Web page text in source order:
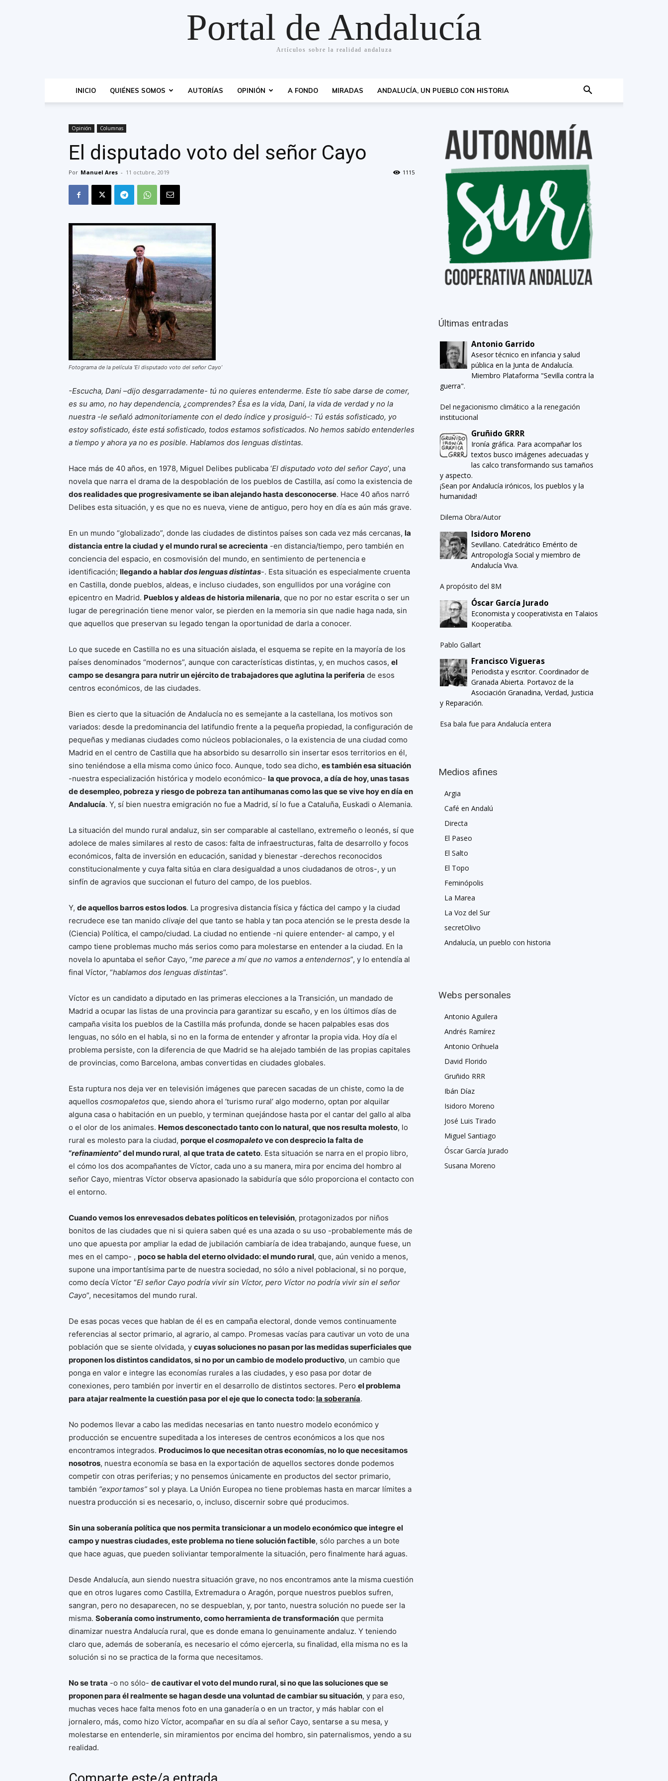
Portal de Andalucía
Artículos sobre la realidad andaluza
INICIO QUIÉNES SOMOS AUTORÍAS OPINIÓN A FONDO MIRADAS ANDALUCÍA, UN PUEBLO CON HISTORIA
Opinión Columnas
El disputado voto del señor Cayo
Por Manuel Ares - 11 octubre, 2019 1115
Fotograma de la película ‘El disputado voto del señor Cayo’
-Escucha, Dani –dijo desgarradamente- tú no quieres entenderme. Este tío sabe darse de comer,
es su amo, no hay dependencia, ¿comprendes? Ésa es la vida, Dani, la vida de verdad y no la
nuestra -le señaló admonitoriamente con el dedo índice y prosiguió-: Tú estás sofisticado, yo
estoy sofisticado, éste está sofisticado, todos estamos sofisticados. No hemos sabido entenderles
a tiempo y ahora ya no es posible. Hablamos dos lenguas distintas.
Hace más de 40 años, en 1978, Miguel Delibes publicaba ‘El disputado voto del señor Cayo’, una
novela que narra el drama de la despoblación de los pueblos de Castilla, así como la existencia de
dos realidades que progresivamente se iban alejando hasta desconocerse. Hace 40 años narró
Delibes esta situación, y es que no es nueva, viene de antiguo, pero hoy en día es aún más grave.
En un mundo “globalizado”, donde las ciudades de distintos países son cada vez más cercanas, la
distancia entre la ciudad y el mundo rural se acrecienta -en distancia/tiempo, pero también en
conciencia del espacio, en cosmovisión del mundo, en sentimiento de pertenencia e
identificación; llegando a hablardos lenguas distintas-. Esta situación es especialmente cruenta
en Castilla, donde pueblos, aldeas, e incluso ciudades, son engullidos por una vorágine con
epicentro en Madrid. Pueblos y aldeas de historia milenaria, que no por no estar escrita o ser un
lugar de peregrinación tiene menor valor, se pierden en la memoria sin que nadie haga nada, sin
que aquellos que preservan su legado tengan la oportunidad de darla a conocer.
Lo que sucede en Castilla no es una situación aislada, el esquema se repite en la mayoría de los
países denominados “modernos”, aunque con características distintas, y, en muchos casos, el
campo se desangra para nutrir un ejército de trabajadores que aglutina la periferia de esos
centros económicos, de las ciudades.
Bien es cierto que la situación de Andalucía no es semejante a la castellana, los motivos son
variados: desde la predominancia del latifundio frente a la pequeña propiedad, la configuración de
pequeñas y medianas ciudades como núcleos poblacionales, o la existencia de una ciudad como
Madrid en el centro de Castilla que ha absorbido su desarrollo sin insertar esos territorios en él,
sino teniéndose a ella misma como único foco. Aunque, todo sea dicho, es también esa situación
-nuestra especialización histórica y modelo económico- la que provoca, a día de hoy, unas tasas
de desempleo, pobreza y riesgo de pobreza tan antihumanas como las que se vive hoy en día en
Andalucía. Y, sí bien nuestra emigración no fue a Madrid, sí lo fue a Cataluña, Euskadi o Alemania.
La situación del mundo rural andaluz, sin ser comparable al castellano, extremeño o leonés, sí que
adolece de males similares al resto de casos: falta de infraestructuras, falta de desarrollo y focos
económicos, falta de inversión en educación, sanidad y bienestar -derechos reconocidos
constitucionalmente y cuya falta sitúa en clara desigualdad a unos ciudadanos de otros-, y un
sinfín de agravios que succionan el futuro del campo, de los pueblos.
Y, de aquellos barros estos lodos. La progresiva distancia física y fáctica del campo y la ciudad
recrudece ese tan manido clivaje del que tanto se habla y tan poca atención se le presta desde la
(Ciencia) Política, el campo/ciudad. La ciudad no entiende -ni quiere entender- al campo, y el
campo tiene problemas mucho más serios como para molestarse en entender a la ciudad. En la
novela lo apuntaba el señor Cayo, “me parece a mí que no vamos a entendernos”, y lo entendía al
final Víctor, “hablamos dos lenguas distintas”.
Víctor es un candidato a diputado en las primeras elecciones a la Transición, un mandado de
Madrid a ocupar las listas de una provincia para garantizar su escaño, y en los últimos días de
campaña visita los pueblos de la Castilla más profunda, donde se hacen palpables esas dos
lenguas, no sólo en el habla, si no en la forma de entender y afrontar la propia vida. Hoy día el
problema persiste, con la diferencia de que Madrid se ha alejado también de las propias capitales
de provincias, como Barcelona, ambas convertidas en ciudades globales.
Esta ruptura nos deja ver en televisión imágenes que parecen sacadas de un chiste, como la de
aquellos cosmopaletos que, siendo ahora el ‘turismo rural’ algo moderno, optan por alquilar
alguna casa o habitación en un pueblo, y terminan quejándose hasta por el cantar del gallo al alba
o el olor de los animales. Hemos desconectado tanto con lo natural, que nos resulta molesto, lo
rural es molesto para la ciudad, porque elcosmopaletove con desprecio la falta de
“refinamiento” del mundo rural, al que trata de cateto. Esta situación se narra en el propio libro,
el cómo los dos acompañantes de Víctor, cada uno a su manera, mira por encima del hombro al
señor Cayo, mientras Víctor observa apasionado la sabiduría que sólo proporciona el contacto con
el entorno.
Cuando vemos los enrevesados debates políticos en televisión, protagonizados por niños
bonitos de las ciudades que ni si quiera saben qué es una azada o su uso -probablemente más de
uno que apuesta por ampliar la edad de jubilación cambiaría de idea trabajando, aunque fuese, un
mes en el campo- , poco se habla del eterno olvidado: el mundo rural, que, aún venido a menos,
supone una importantísima parte de nuestra sociedad, no sólo a nivel poblacional, si no porque,
como decía Víctor “El señor Cayo podría vivir sin Víctor, pero Víctor no podría vivir sin el señor
Cayo”, necesitamos del mundo rural.
De esas pocas veces que hablan de él es en campaña electoral, donde vemos continuamente
referencias al sector primario, al agrario, al campo. Promesas vacías para cautivar un voto de una
población que se siente olvidada, y cuyas soluciones no pasan por las medidas superficiales que
proponen los distintos candidatos, si no por un cambio de modelo productivo, un cambio que
ponga en valor e integre las economías rurales a las ciudades, y eso pasa por dotar de
conexiones, pero también por invertir en el desarrollo de distintos sectores. Pero el problema
para atajar realmente la cuestión pasa por el eje que lo conecta todo:la soberanía.
No podemos llevar a cabo las medidas necesarias en tanto nuestro modelo económico y
producción se encuentre supeditada a los intereses de centros económicos a los que nos
encontramos integrados. Producimos lo que necesitan otras economías, no lo que necesitamos
nosotros, nuestra economía se basa en la exportación de aquellos sectores donde podemos
competir con otras periferias; y no pensemos únicamente en productos del sector primario,
también “exportamos” sol y playa. La Unión Europea no tiene problemas hasta en marcar límites a
nuestra producción si es necesario, o, incluso, discernir sobre qué producimos.
Sin una soberanía política que nos permita transicionar a un modelo económico que integre el
campo y nuestras ciudades, este problema no tiene solución factible, sólo parches a un bote
que hace aguas, que pueden soliviantar temporalmente la situación, pero finalmente hará aguas.
Desde Andalucía, aun siendo nuestra situación grave, no nos encontramos ante la misma cuestión
que en otros lugares como Castilla, Extremadura o Aragón, porque nuestros pueblos sufren,
sangran, pero no desaparecen, no se despueblan, y, por tanto, nuestra solución no puede ser la
misma. Soberanía como instrumento, como herramienta de transformación que permita
dinamizar nuestra Andalucía rural, que es donde emana lo genuinamente andaluz. Y teniendo
claro que, además de soberanía, es necesario el cómo ejercerla, su finalidad, ella misma no es la
solución si no se practica de la forma que necesitamos.
No se trata -o no sólo- de cautivar el voto del mundo rural, si no que las soluciones que se
proponen para él realmente se hagan desde una voluntad de cambiar su situación, y para eso,
muchas veces hace falta menos foto en una ganadería o en un tractor, y más hablar con el
jornalero, más, como hizo Víctor, acompañar en su día al señor Cayo, sentarse a su mesa, y
molestarse en entenderle, sin miramientos por encima del hombro, sin paternalismos, yendo a su
realidad.
Últimas entradas
Antonio Garrido
Asesor técnico en infancia y salud
pública en la Junta de Andalucía.
Miembro Plataforma "Sevilla contra la
guerra".
Del negacionismo climático a la renegación
institucional
Gruñido GRRR
Ironía gráfica. Para acompañar los
textos busco imágenes adecuadas y
las calco transformando sus tamaños
y aspecto.
¡Sean por Andalucía irónicos, los pueblos y la
humanidad!
Dilema Obra/Autor
Isidoro Moreno
Sevillano. Catedrático Emérito de
Antropología Social y miembro de
Andalucía Viva.
A propósito del 8M
Óscar García Jurado
Economista y cooperativista en Talaios
Kooperatiba.
Pablo Gallart
Francisco Vigueras
Periodista y escritor. Coordinador de
Granada Abierta. Portavoz de la
Asociación Granadina, Verdad, Justicia
y Reparación.
Esa bala fue para Andalucía entera
Medios afines
Argia
Café en Andalú
Directa
El Paseo
El Salto
El Topo
Feminópolis
La Marea
La Voz del Sur
secretOlivo
Andalucía, un pueblo con historia
Webs personales
Antonio Aguilera
Andrés Ramírez
Antonio Orihuela
David Florido
Gruñido RRR
Ibán Díaz
Isidoro Moreno
José Luis Tirado
Miguel Santiago
Óscar García Jurado
Susana Moreno